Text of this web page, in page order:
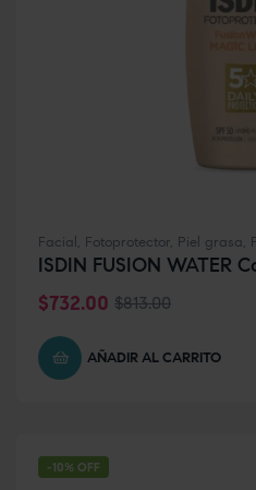
Facial , Fotoprotector, Piel grasa,
ISDIN FUSION WATER
$813.00
$732.00
AÑADIR AL CARRITO
-10% OFF